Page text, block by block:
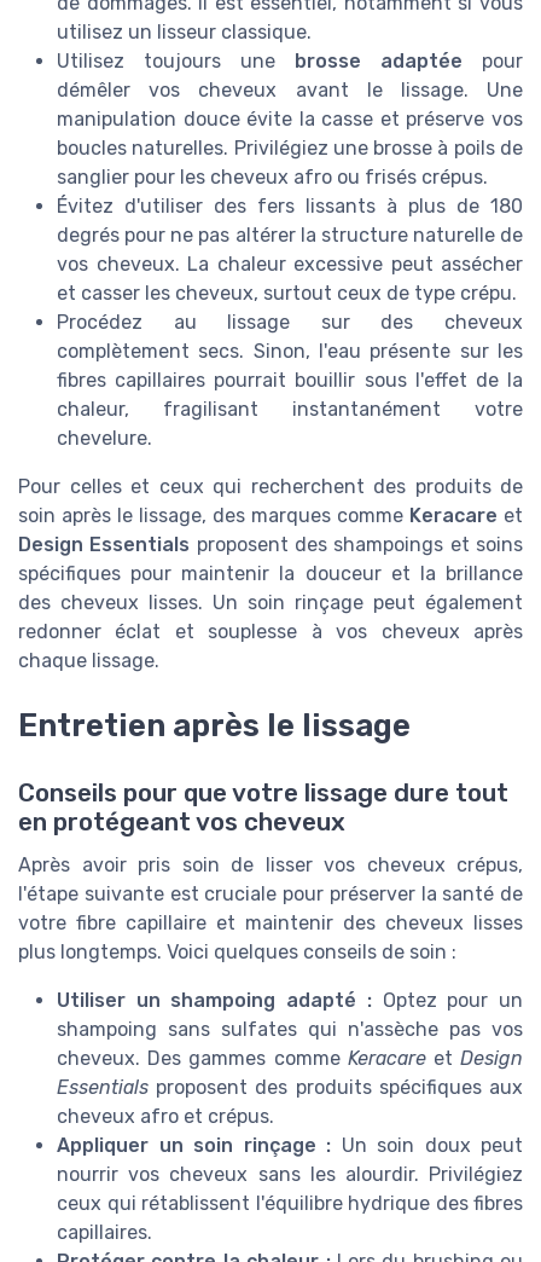
utilisez un lisseur classique.
Utilisez toujours une brosse adaptée pour
démêler vos cheveux avant le lissage. Une
manipulation douce évite la casse et préserve vos
boucles naturelles. Privilégiez une brosse à poils de
sanglier pour les cheveux afro ou frisés crépus.
Évitez d'utiliser des fers lissants à plus de 180
degrés pour ne pas altérer la structure naturelle de
vos cheveux. La chaleur excessive peut assécher
et casser les cheveux, surtout ceux de type crépu.
Procédez au lissage sur des cheveux
complètement secs. Sinon, l'eau présente sur les
fibres capillaires pourrait bouillir sous l'effet de la
chaleur, fragilisant instantanément votre
chevelure.
Pour celles et ceux qui recherchent des produits de
soin après le lissage, des marques comme Keracare et
Design Essentials proposent des shampoings et soins
spécifiques pour maintenir la douceur et la brillance
des cheveux lisses. Un soin rinçage peut également
redonner éclat et souplesse à vos cheveux après
chaque lissage.
Entretien après le lissage
Conseils pour que votre lissage dure tout
en protégeant vos cheveux
Après avoir pris soin de lisser vos cheveux crépus,
l'étape suivante est cruciale pour préserver la santé de
votre fibre capillaire et maintenir des cheveux lisses
plus longtemps. Voici quelques conseils de soin :
Utiliser un shampoing adapté :Optez pour un
shampoing sans sulfates qui n'assèche pas vos
cheveux. Des gammes comme KeracareetDesign
Essentials proposent des produits spécifiques aux
cheveux afro et crépus.
Appliquer un soin rinçage : Un soin doux peut
nourrir vos cheveux sans les alourdir. Privilégiez
ceux qui rétablissent l'équilibre hydrique des fibres
capillaires.